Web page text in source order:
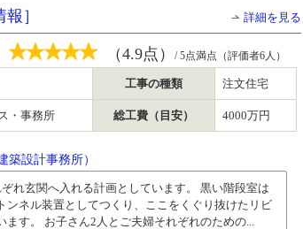
］ 詳細を見る
（4.9点） / 5点満点（評価者6人）
工事の種類 注文住宅
・事務所 総工費（目安） 4000万円
設計事務所）
れ玄関へ入れる計画としています。 黒い階段室は
ンネル装置としてつくり、ここをくぐり抜けたリビ
ます。 お子さん2人とご夫婦それぞれのための...